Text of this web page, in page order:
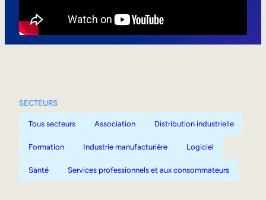
SECTEURS
Tous secteurs Association Distribution industrielle
Formation Industrie manufacturière Logiciel
Santé Services professionnels et aux consommateurs